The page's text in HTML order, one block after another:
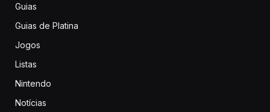
Guias
Guias de Platina
Jogos
Listas
Nintendo
Notícias